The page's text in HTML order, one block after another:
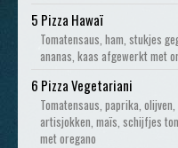
5 Pizza Hawaï
Tomatensaus, ham, stukjes
ananas, kaas afgewerkt met
6 Pizza Vegetariani
Tomatensaus, paprika,
artisjokken, maïs, schijfjes
met oregano